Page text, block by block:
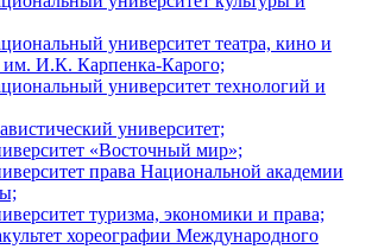
университет театра, кино и
им. И.К. Карпенка-Карого;
университет технологий и
университет;
«Восточный мир»;
права Национальной академии
туризма, экономики и права;
хореографии Международного